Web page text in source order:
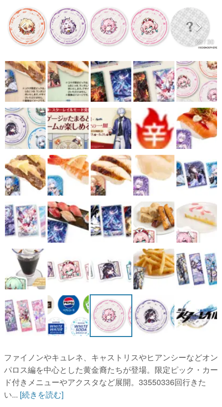
特集記事
マンガ
アプリレビュー
その他
電ファミニコゲーマーとは？
運営：株式会社マレ
28 / 30
ファイノンやキュレネ、キャストリスやヒアンシーなどオン
パロス編を中心とした黄金裔たちが登場。限定ピック・カー
ド付きメニューやアクスタなど展開。33550336回行きた
い... [続きを読む]